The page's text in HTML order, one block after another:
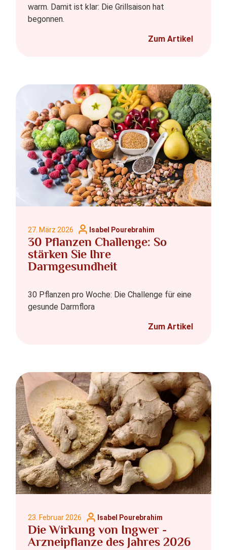
warm. Damit ist klar: Die Grillsaison hat
begonnen.
Zum Artikel
30 Pflanzen Challenge: So
stärken Sie Ihre
Darmgesundheit
27. März 2026 Isabel Pourebrahim
30 Pflanzen pro Woche: Die Challenge für eine
gesunde Darmflora
Zum Artikel
Die Wirkung von Ingwer -
Arzneipflanze des Jahres 2026
23. Februar 2026 Isabel Pourebrahim